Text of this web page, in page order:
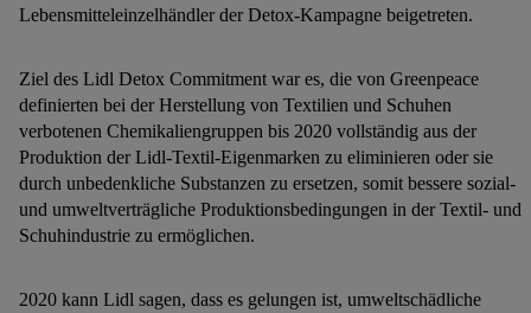
Lebensmitteleinzelhändler der Detox-Kampagne beigetreten.
Ziel des Lidl Detox Commitment war es, die von Greenpeace
definierten bei der Herstellung von Textilien und Schuhen
verbotenen Chemikaliengruppen bis 2020 vollständig aus der
Produktion der Lidl-Textil-Eigenmarken zu eliminieren oder sie
durch unbedenkliche Substanzen zu ersetzen, somit bessere sozial-
und umweltverträgliche Produktionsbedingungen in der Textil- und
Schuhindustrie zu ermöglichen.
2020 kann Lidl sagen, dass es gelungen ist, umweltschädliche